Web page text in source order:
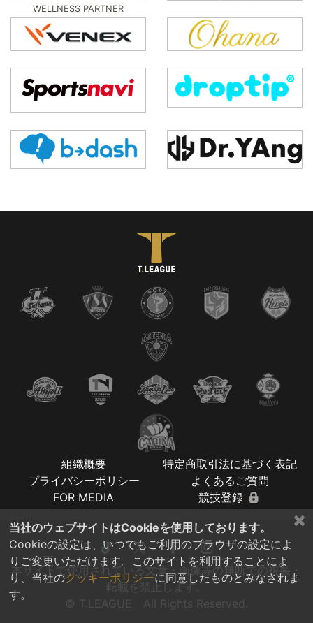
WELLNESS PARTNER
組織概要
特定商取引法に基づく表記
プライバシーポリシー
よくあるご質問
FOR MEDIA
競技登録
本サイトで使用されている文章・画像等の無断での複製・
転載を禁止します。
© T.LEAGUE All Rights Reserved.
×
当社のウェブサイトはCookieを使用しております。
Cookieの設定は、いつでもご利用のブラウザの設定によ
りご変更いただけます。このサイトを利用することによ
り、当社のクッキーポリシーに同意したものとみなされま
す。